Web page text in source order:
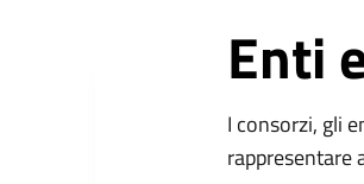
Enti
I consorzi, gli
rappresentare